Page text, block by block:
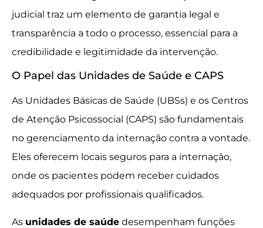
judicial traz um elemento de garantia legal e
transparência a todo o processo, essencial para a
credibilidade e legitimidade da intervenção.
O Papel das Unidades de Saúde e CAPS
As Unidades Básicas de Saúde (UBSs) e os Centros
de Atenção Psicossocial (CAPS) são fundamentais
no gerenciamento da internação contra a vontade.
Eles oferecem locais seguros para a internação,
onde os pacientes podem receber cuidados
adequados por profissionais qualificados.
As unidades de saúde desempenham funções